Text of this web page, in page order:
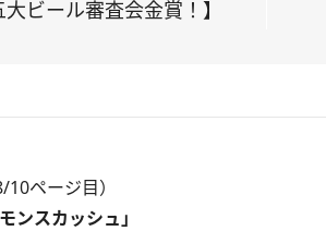
大ビール審査会金賞！】
ページ目）
ンスカッシュ」